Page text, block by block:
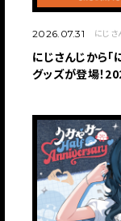
2026.07.31 にじさ
にじさんじから
グッズが登場！